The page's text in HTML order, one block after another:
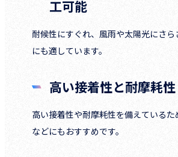
工可能
耐候性にすぐれ、風雨や太陽光にさら
にも適しています。
高い接着性と耐摩耗性
高い接着性や耐摩耗性を備えているた
などにもおすすめです。